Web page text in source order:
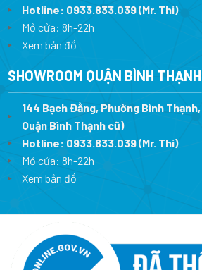
Hotline: 0933.833.039(Mr. Thi)
Mở cửa: 8h-22h
Xem bản đồ
SHOWROOM QUẬN BÌNH THẠNH
144 Bạch Đằng, Phường Bình Thạnh,
Quận Bình Thạnh cũ)
Hotline: 0933.833.039(Mr. Thi)
Mở cửa: 8h-22h
Xem bản đồ